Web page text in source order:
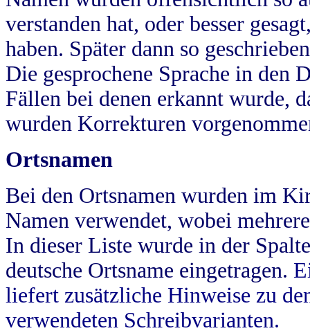
verstanden hat, oder besser
haben. Später dann so
Die gesprochene Sprache in
Fällen bei denen erkannt wurde,
wurden Korrekturen
Ortsnamen
Bei den Ortsnamen wurden im
Namen verwendet, wobei
In dieser Liste wurde in der
deutsche Ortsname eingetragen.
liefert zusätzliche Hinweise zu
verwendeten Schreibvarianten.